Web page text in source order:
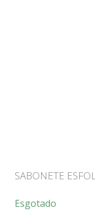
SABONETE
Esgotado